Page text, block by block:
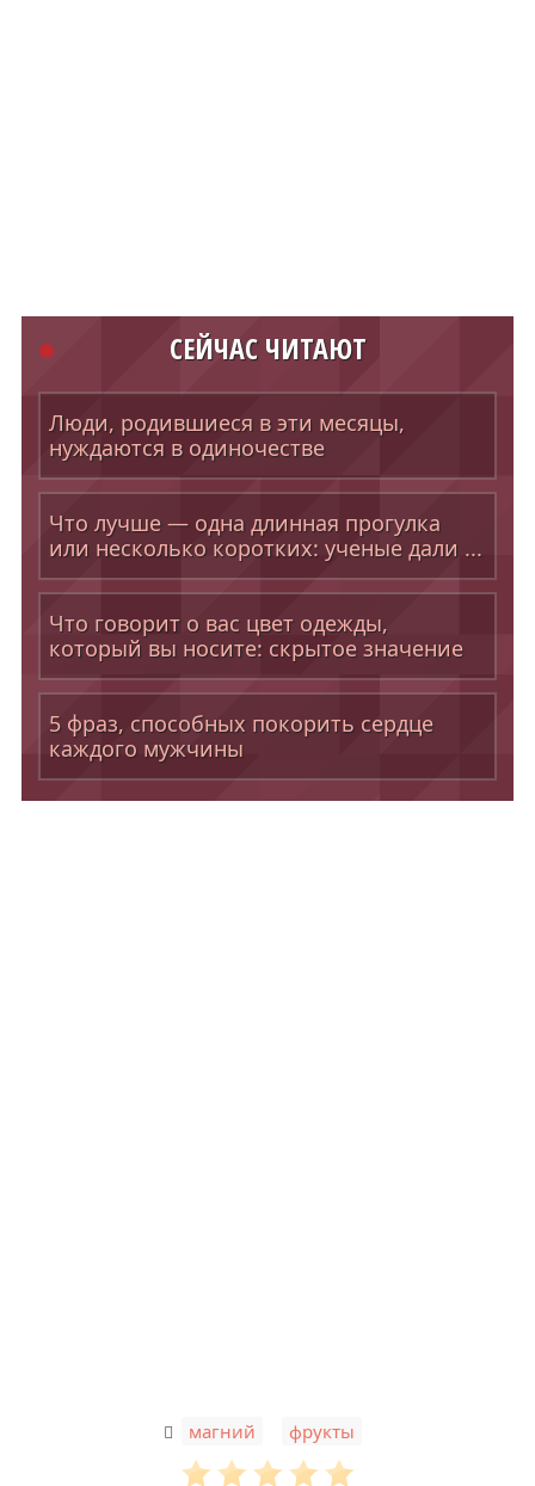
СЕЙЧАС ЧИТАЮТ
Люди, родившиеся в эти месяцы,
нуждаются в одиночестве
Что лучше — одна длинная прогулка
или несколько коротких: ученые дали ...
Что говорит о вас цвет одежды,
который вы носите: скрытое значение
5 фраз, способных покорить сердце
каждого мужчины
магний фрукты